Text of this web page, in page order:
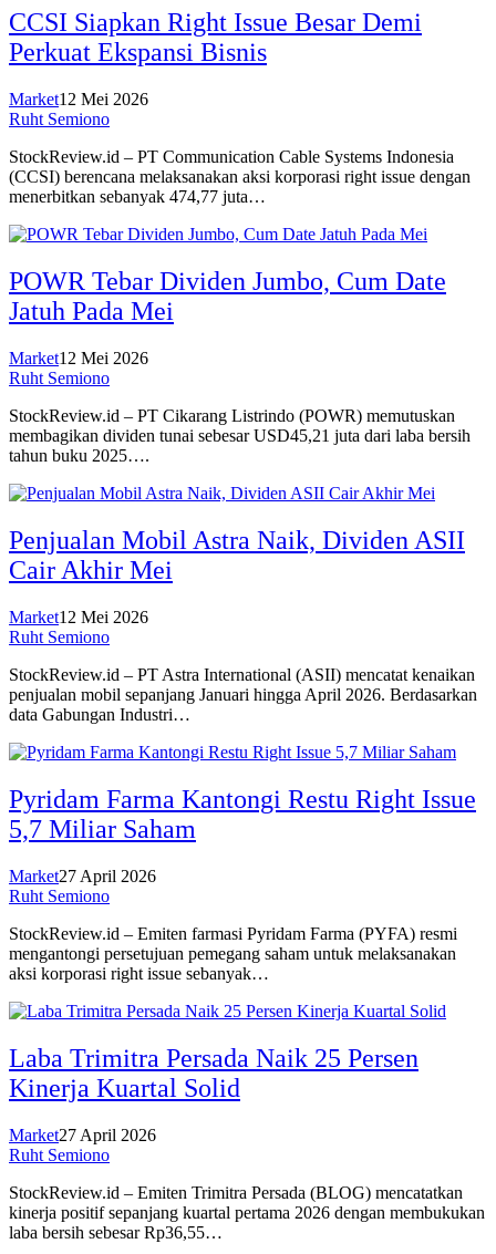
CCSI Siapkan Right Issue Besar Demi
Perkuat Ekspansi Bisnis
Market12 Mei 2026
Ruht Semiono
StockReview.id – PT Communication Cable Systems Indonesia
(CCSI) berencana melaksanakan aksi korporasi right issue dengan
menerbitkan sebanyak 474,77 juta…
POWR Tebar Dividen Jumbo, Cum Date
Jatuh Pada Mei
Market12 Mei 2026
Ruht Semiono
StockReview.id – PT Cikarang Listrindo (POWR) memutuskan
membagikan dividen tunai sebesar USD45,21 juta dari laba bersih
tahun buku 2025….
Penjualan Mobil Astra Naik, Dividen ASII
Cair Akhir Mei
Market12 Mei 2026
Ruht Semiono
StockReview.id – PT Astra International (ASII) mencatat kenaikan
penjualan mobil sepanjang Januari hingga April 2026. Berdasarkan
data Gabungan Industri…
Pyridam Farma Kantongi Restu Right Issue
5,7 Miliar Saham
Market27 April 2026
Ruht Semiono
StockReview.id – Emiten farmasi Pyridam Farma (PYFA) resmi
mengantongi persetujuan pemegang saham untuk melaksanakan
aksi korporasi right issue sebanyak…
Laba Trimitra Persada Naik 25 Persen
Kinerja Kuartal Solid
Market27 April 2026
Ruht Semiono
StockReview.id – Emiten Trimitra Persada (BLOG) mencatatkan
kinerja positif sepanjang kuartal pertama 2026 dengan membukukan
laba bersih sebesar Rp36,55…